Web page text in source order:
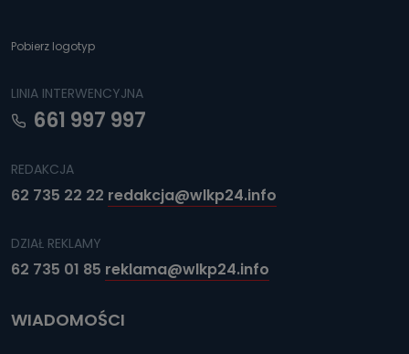
warunku zawarcia umowy. Cofnięcie zgody jest możliwe
na każdym etapie i nie jest to związane z żadnymi
tradycyjna) tak, aby dotarła do wiadomości Telewizji
Wielkopolski (63-400) przy ul. Wolności 19.
Państwa dane?
Telewizja Kablowa Pro-Art z siedzibą w miejscowości
trzecim, jak również nie są one wykorzystywane w
przekazanymi nam danymi?
Pobierz logotyp
LINIA INTERWENCYJNA
661 997 997
REDAKCJA
62 735 22 22 redakcja@wlkp24.info
DZIAŁ REKLAMY
62 735 01 85 reklama@wlkp24.info
WIADOMOŚCI